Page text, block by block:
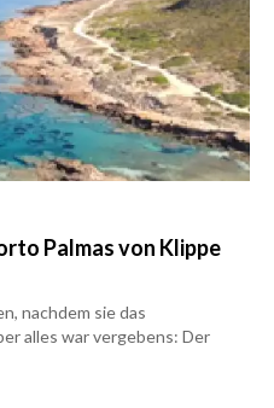
Palmas von Klippe
nachdem sie das
alles war vergebens: Der